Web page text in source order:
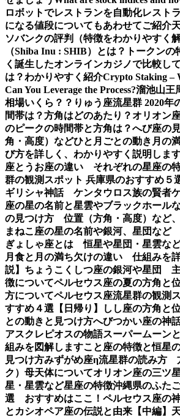
ロボットでレストランを自動化レスト
になる値段についてもあわせてご紹介
ソバンクの評判（特徴をわかりやすく解
（Shiba Inu : SHIB）とは？トークンの
く誕生したオンラインカジノで比較し
は？わかりやすく紹介Crypto Staking –
Can You Leverage the Process?溜池山王
相場いくら？？ りゅう座流星群 2020年
間帯は？方角はどのあたり？オリオン
のピークの時間帯と方角は？へび座の
角・高度）などひと月ごとの動き 月の
び方を詳しく、わかりやすく説明しま
座とうお座の違い それぞれの星座の
群の観測スポット 兵庫県のおすすめ５
ギリシャ神話 ケンタウロス族の賢者
座の星の名前と星雲やブラックホール
の見つけ方 位置（方角・高度）など
まねこ座の星の名前や銀河、星団な
ぎょしゃ座とは 恒星や星団・星雲な
月食と月の満ち欠けの違い 仕組みを
説】 ちょうこくしつ座の銀河や星団
徴についてペルセウス座の夏の方角と
方についてペルセウス座流星群の観測
すすめ４選【日帰り】
しし座の方角と
との動きと見つけ方へびつかい座の神
アスクレピオスの物語スーパームーン
組みを図解しますこと座の特徴と恒星
見つけ方みずがめ座η流星群の読み方
ク）母天体についてオリオン座の三ツ
星・星雲など星座の特徴沖縄県のふた
選 おすすめはここ！ ペルセウス座の
とカシオペア座の伝説と由来【中編】